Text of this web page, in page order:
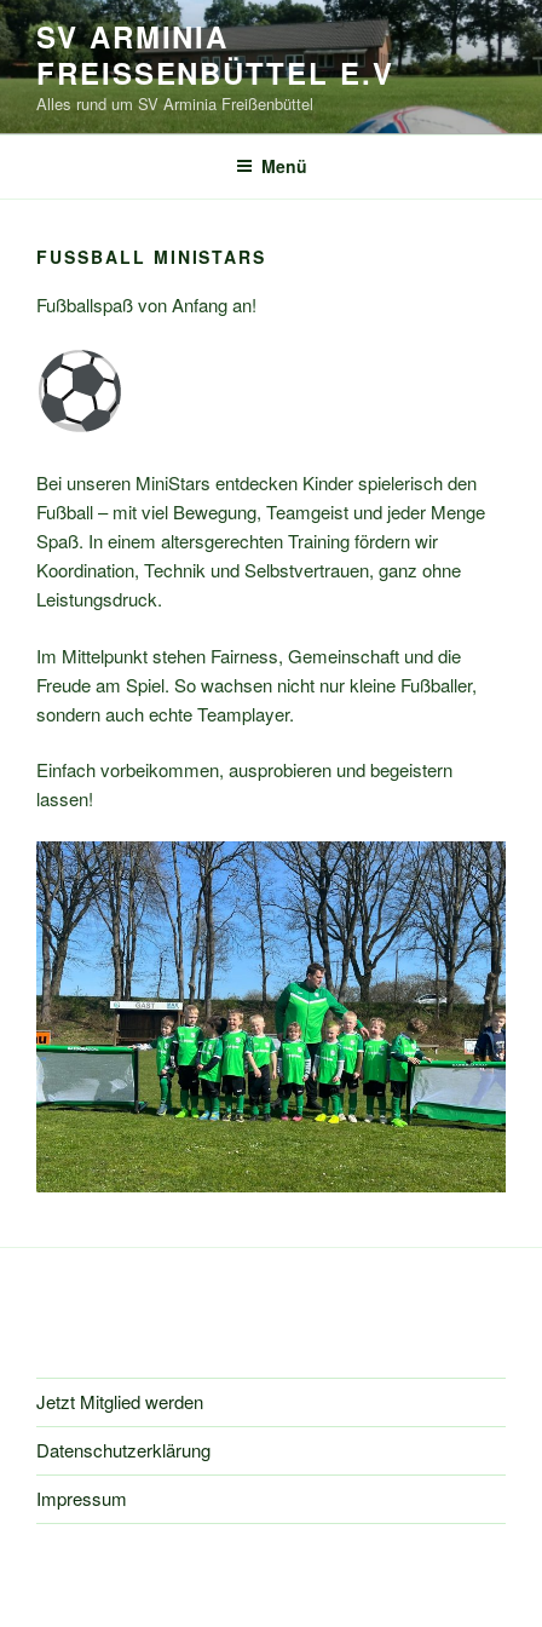
Zum
Inhalt
springen
SV ARMINIA
FREISSENBÜTTEL E.V
Alles rund um SV Arminia Freißenbüttel
Menü
FUSSBALL MINISTARS
Fußballspaß von Anfang an!
Bei unseren MiniStars entdecken Kinder spielerisch den
Fußball – mit viel Bewegung, Teamgeist und jeder Menge
Spaß. In einem altersgerechten Training fördern wir
Koordination, Technik und Selbstvertrauen, ganz ohne
Leistungsdruck.
Im Mittelpunkt stehen Fairness, Gemeinschaft und die
Freude am Spiel. So wachsen nicht nur kleine Fußballer,
sondern auch echte Teamplayer.
Einfach vorbeikommen, ausprobieren und begeistern
lassen!
Jetzt Mitglied werden
Datenschutzerklärung
Impressum